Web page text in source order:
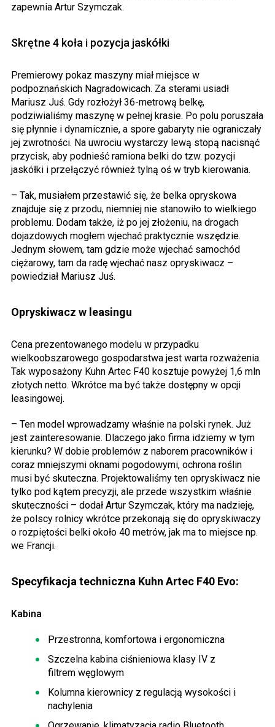
zapewnia Artur Szymczak.
Skrętne 4 koła i pozycja jaskółki
Premierowy pokaz maszyny miał miejsce w
podpoznańskich Nagradowicach. Za sterami usiadł
Mariusz Juś. Gdy rozłożył 36-metrową belkę,
podziwialiśmy maszynę w pełnej krasie. Po polu poruszała
się płynnie i dynamicznie, a spore gabaryty nie ograniczały
jej zwrotności. Na uwrociu wystarczy lewą stopą nacisnąć
przycisk, aby podnieść ramiona belki do tzw. pozycji
jaskółki i przełączyć również tylną oś w tryb kierowania.
– Tak, musiałem przestawić się, że belka opryskowa
znajduje się z przodu, niemniej nie stanowiło to wielkiego
problemu. Dodam także, iż po jej złożeniu, na drogach
dojazdowych mogłem wjechać praktycznie wszędzie.
Jednym słowem, tam gdzie może wjechać samochód
ciężarowy, tam da radę wjechać nasz opryskiwacz –
powiedział Mariusz Juś.
Opryskiwacz w leasingu
Cena prezentowanego modelu w przypadku
wielkoobszarowego gospodarstwa jest warta rozważenia.
Tak wyposażony Kuhn Artec F40 kosztuje powyżej 1,6 mln
złotych netto. Wkrótce ma być także dostępny w opcji
leasingowej.
– Ten model wprowadzamy właśnie na polski rynek. Już
jest zainteresowanie. Dlaczego jako firma idziemy w tym
kierunku? W dobie problemów z naborem pracowników i
coraz mniejszymi oknami pogodowymi, ochrona roślin
musi być skuteczna. Projektowaliśmy ten opryskiwacz nie
tylko pod kątem precyzji, ale przede wszystkim właśnie
skuteczności – dodał Artur Szymczak, który ma nadzieję,
że polscy rolnicy wkrótce przekonają się do opryskiwaczy
o rozpiętości belki około 40 metrów, jak ma to miejsce np.
we Francji.
Specyfikacja techniczna Kuhn Artec F40 Evo:
Kabina
Przestronna, komfortowa i ergonomiczna
Szczelna kabina ciśnieniowa klasy IV z
filtrem węglowym
Kolumna kierownicy z regulacją wysokości i
nachylenia